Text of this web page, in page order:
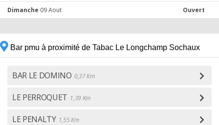
Dimanche 09 Aout Ouvert
Bar pmu à proximité de Tabac Le Longchamp Sochaux
BAR LE DOMINO 0,37 Km
LE PERROQUET 1,39 Km
LE PENALTY 1,55 Km